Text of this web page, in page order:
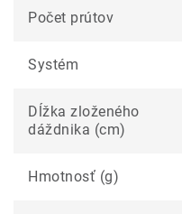
Počet prútov
Systém
Dĺžka zloženého
dáždnika (cm)
Hmotnosť (g)